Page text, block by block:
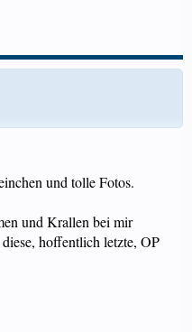
und tolle Fotos.
und Krallen bei mir
hoffentlich letzte, OP